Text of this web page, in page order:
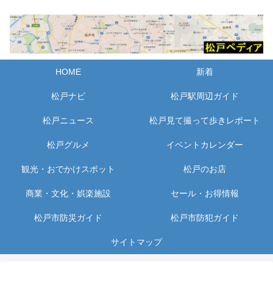
HOME 新着
松戸ナビ 松戸駅周辺ガイド
松戸ニュース 松戸見て撮って歩きレポート
松戸グルメ イベントカレンダー
観光・おでかけスポット 松戸のお店
商業・文化・娯楽施設 セール・お得情報
松戸市防災ガイド 松戸市防犯ガイド
サイトマップ